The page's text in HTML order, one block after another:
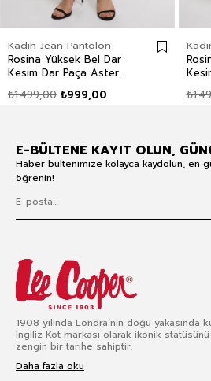
Kadın Jean Pantolon
Rosina Yüksek Bel Dar
Kesim Dar Paça Aster
₺999,00
₺1.499,00
E-BÜLTENE KAYIT OLUN,
Haber bültenimize kolayca kaydolun, en
öğrenin!
1908 yılında Londra’nın doğu
İngiliz Kot markası olarak ikonik
zengin bir tarihe sahiptir.
Daha fazla oku